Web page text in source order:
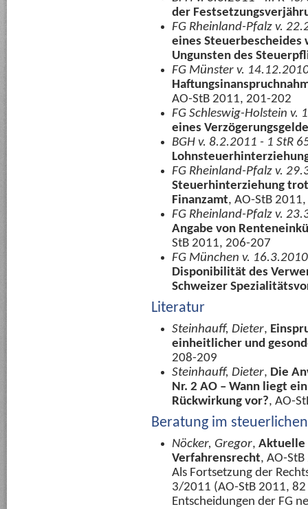
der
FG Rheinland-Pfalz v.
eines Steuerbescheides
Ungunsten des
FG Münster v.
AO-StB 2011, 201-202
FG Schleswig-Holstein v.
eines
BGH v. 8.2.2011 - 1 StR
FG Rheinland-Pfalz v.
Steuerhinterziehung
Finanzamt, AO-StB
FG Rheinland-Pfalz v.
Angabe von
StB 2011, 206-207
FG München v.
Disponibilität des
Schweizer
Literatur
Steinhauff, Dieter,
einheitlicher und
208-209
Steinhauff, Dieter, Die
Nr. 2 AO – Wann liegt
Rückwirkung vor?, AO-
Beratung im
Nöcker, Gregor, Aktuelle
Verfahrensrecht, AO-
Als Fortsetzung der
3/2011 (AO-StB 2011,
Entscheidungen der FG